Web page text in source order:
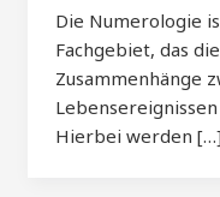
Die Numerologie
Fachgebiet, das
Zusammenhänge
Hierbei werden […]